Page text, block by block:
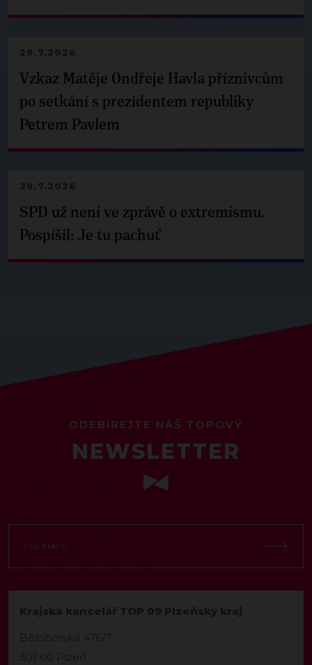
29.7.2026
Vzkaz Matěje Ondřeje Havla příznivcům
po setkání s prezidentem republiky
Petrem Pavlem
29.7.2026
SPD už není ve zprávě o extremismu.
Pospíšil: Je tu pachuť
ODEBÍREJTE NÁŠ TOPOVÝ
NEWSLETTER
Krajská kancelář TOP 09 Plzeňský kraj
Bělohorská 476/7
301 00 Plzeň